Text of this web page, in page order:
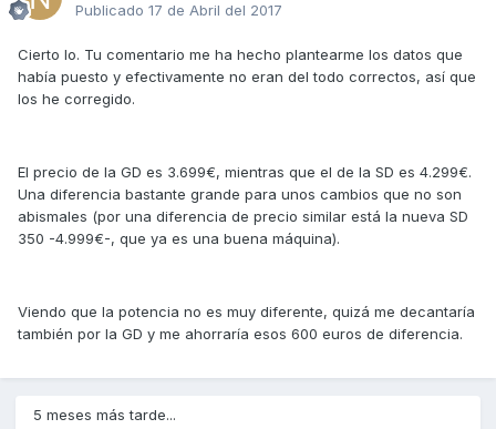
Publicado 17 de Abril del 2017
Cierto lo. Tu comentario me ha hecho plantearme los datos que
había puesto y efectivamente no eran del todo correctos, así que
los he corregido.
El precio de la GD es 3.699€, mientras que el de la SD es 4.299€.
Una diferencia bastante grande para unos cambios que no son
abismales (por una diferencia de precio similar está la nueva SD
350 -4.999€-, que ya es una buena máquina).
Viendo que la potencia no es muy diferente, quizá me decantaría
también por la GD y me ahorraría esos 600 euros de diferencia.
5 meses más tarde...